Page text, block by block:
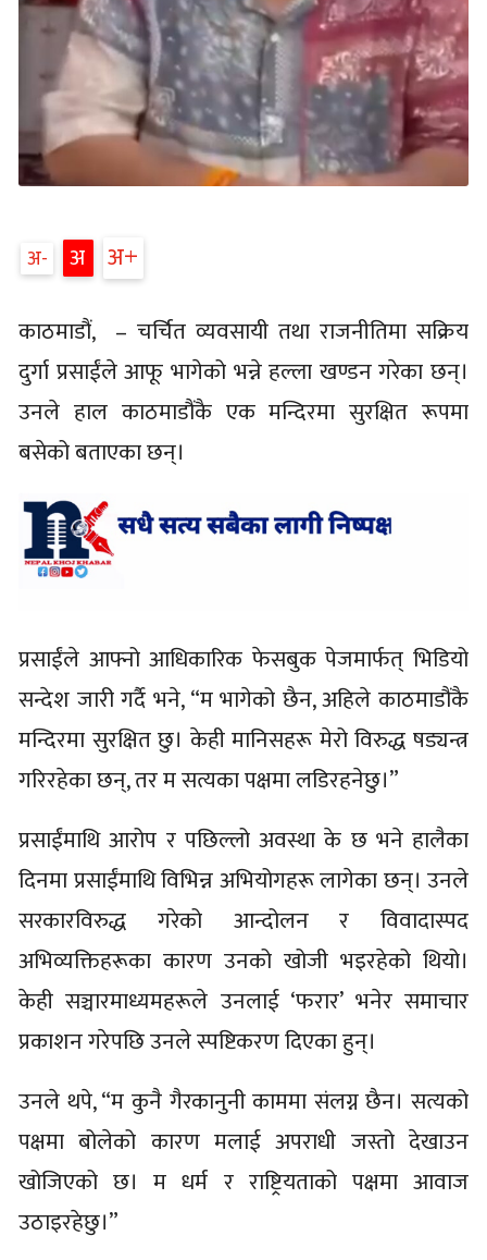
अ अ अ
काठमाडौं, – चर्चित व्यवसायी तथा राजनीतिमा सक्रिय
दुर्गा प्रसाईंले आफू भागेको भन्ने हल्ला खण्डन गरेका छन्।
उनले हाल काठमाडौंकै एक मन्दिरमा सुरक्षित रूपमा
बसेको बताएका छन्।
प्रसाईंले आफ्नो आधिकारिक फेसबुक पेजमार्फत् भिडियो
सन्देश जारी गर्दै भने, “म भागेको छैन, अहिले काठमाडौंकै
मन्दिरमा सुरक्षित छु। केही मानिसहरू मेरो विरुद्ध षड्यन्त्र
गरिरहेका छन्, तर म सत्यका पक्षमा लडिरहनेछु।”
प्रसाईंमाथि आरोप र पछिल्लो अवस्था के छ भने हालैका
दिनमा प्रसाईंमाथि विभिन्न अभियोगहरू लागेका छन्। उनले
सरकारविरुद्ध गरेको आन्दोलन र विवादास्पद
अभिव्यक्तिहरूका कारण उनको खोजी भइरहेको थियो।
केही सञ्चारमाध्यमहरूले उनलाई ‘फरार’ भनेर समाचार
प्रकाशन गरेपछि उनले स्पष्टिकरण दिएका हुन्।
उनले थपे, “म कुनै गैरकानुनी काममा संलग्न छैन। सत्यको
पक्षमा बोलेको कारण मलाई अपराधी जस्तो देखाउन
खोजिएको छ। म धर्म र राष्ट्रियताको पक्षमा आवाज
उठाइरहेछु।”